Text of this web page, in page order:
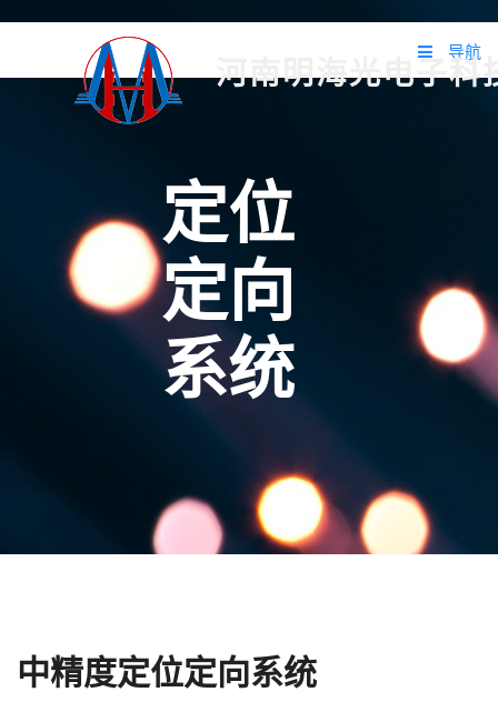
河南明海光电子科
导航
应用案例
定位
定向
系统
中精度定位定向系统